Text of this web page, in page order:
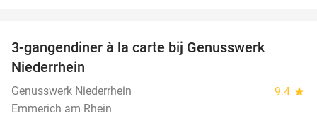
3-gangendiner à la carte bij Genusswerk
Niederrhein
Genusswerk Niederrhein 9.4 star
Emmerich am Rhein